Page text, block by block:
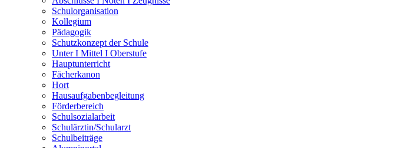
Schulorganisation
Kollegium
Pädagogik
Schutzkonzept der Schule
Unter I Mittel I Oberstufe
Hauptunterricht
Fächerkanon
Hort
Hausaufgabenbegleitung
Förderbereich
Schulsozialarbeit
Schulärztin/Schularzt
Schulbeiträge